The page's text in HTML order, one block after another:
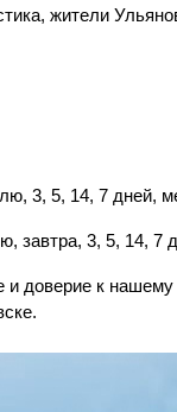
жители
3, 5, 14, 7 дней,
завтра, 3, 5, 14, 7
доверие к